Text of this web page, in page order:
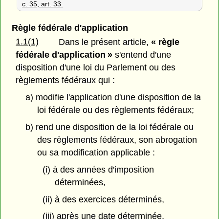
c. 35, art. 33.
Règle fédérale d'application
1.1(1)
Dans le présent article,« règle
fédérale d'application » s'entend d'une
disposition d'une loi du Parlement ou des
règlements fédéraux qui :
a) modifie l'application d'une disposition de la
loi fédérale ou des règlements fédéraux;
b) rend une disposition de la loi fédérale ou
des règlements fédéraux, son abrogation
ou sa modification applicable :
(i) à des années d'imposition
déterminées,
(ii) à des exercices déterminés,
(iii) après une date déterminée,